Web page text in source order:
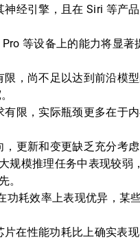
经引擎，且在 Siri 等产
等设备上的能力将显
，尚不足以达到前沿模
限，实际瓶颈更多在于
更新和变更缺乏充分考虑
规模推理任务中表现较弱
。
功耗效率上表现优异，某
在性能功耗比上确实表现